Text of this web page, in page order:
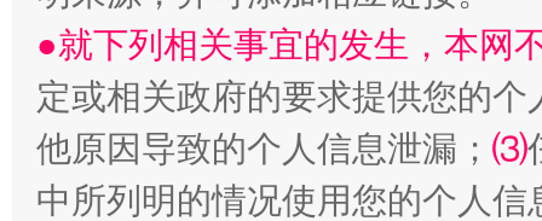
阿坝州三大球赛在茂县开幕 规模
●就下列相关事宜的发生，本网
定或相关政府的要求提供您的个
他原因导致的个人信息泄漏； ⑶
中所列明的情况使用您的个人